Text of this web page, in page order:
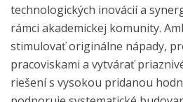
technologických inovácií a
rámci akademickej komunity.
stimulovať originálne nápady,
pracoviskami a vytvárať
riešení s vysokou pridanou